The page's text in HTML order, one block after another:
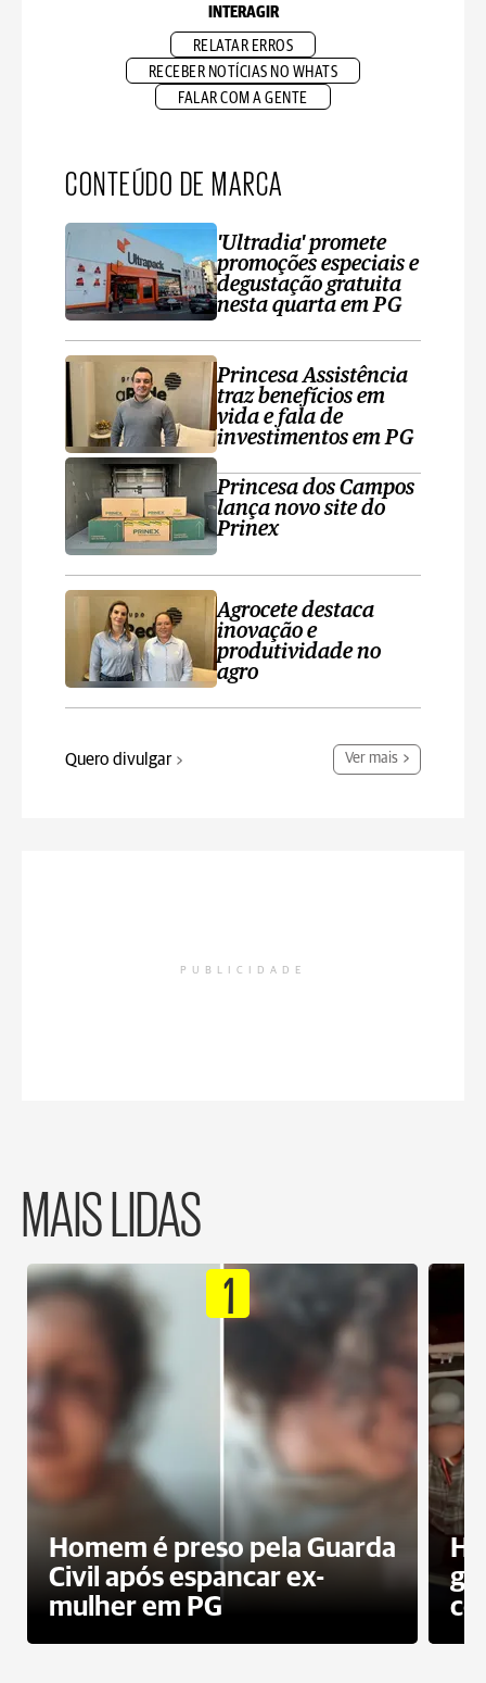
INTERAGIR
RELATAR ERROS
RECEBER NOTÍCIAS NO WHATS
FALAR COM A GENTE
CONTEÚDO DE MARCA
'Ultradia' promete
promoções especiais e
degustação gratuita
nesta quarta em PG
Princesa Assistência
traz benefícios em
vida e fala de
investimentos em PG
Princesa dos Campos
lança novo site do
Prinex
Agrocete destaca
inovação e
produtividade no
agro
Quero divulgar Ver mais
PUBLICIDADE
MAIS LIDAS
1
Homem é preso pela Guarda
Civil após espancar ex-
mulher em PG